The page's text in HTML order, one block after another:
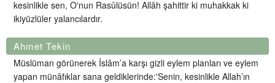
kesinlikle sen, O'nun Rasûlüsün! Allâh şahittir ki muhakkak ki
ikiyüzlüler yalancılardır.
Ahmet Tekin
Müslüman görünerek İslâm’a karşı gizli eylem planları ve eylem
yapan münâfıklar sana geldiklerinde:'Senin, kesinlikle Allah’ın